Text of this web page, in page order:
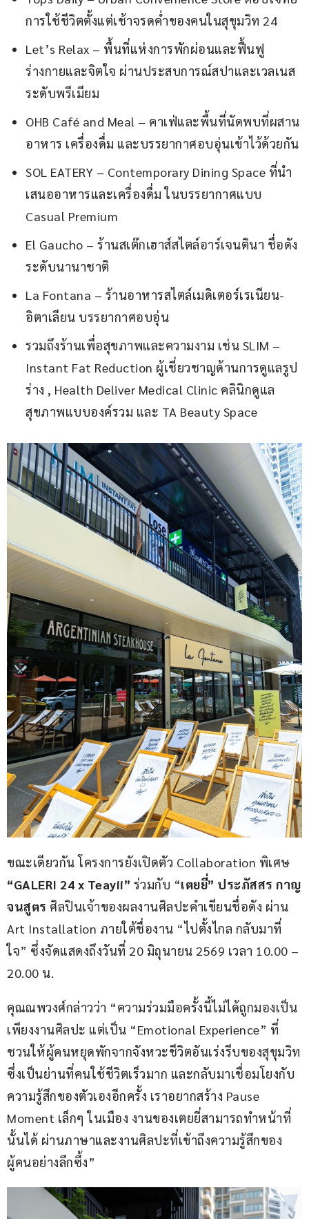
การใช้ชีวิตตั้งแต่เช้าจรดค่ำของคนในสุขุมวิท 24
Let’s Relax – พื้นที่แห่งการพักผ่อนและฟื้นฟู
ร่างกายและจิตใจ ผ่านประสบการณ์สปาและเวลเนส
ระดับพรีเมียม
OHB Café and Meal – คาเฟ่และพื้นที่นัดพบที่ผสาน
อาหาร เครื่องดื่ม และบรรยากาศอบอุ่นเข้าไว้ด้วยกัน
SOL EATERY – Contemporary Dining Space ที่นำ
เสนออาหารและเครื่องดื่ม ในบรรยากาศแบบ
Casual Premium
El Gaucho – ร้านสเต๊กเฮาส์สไตล์อาร์เจนตินา ชื่อดัง
ระดับนานาชาติ
La Fontana – ร้านอาหารสไตล์เมดิเตอร์เรเนียน-
อิตาเลียน บรรยากาศอบอุ่น
รวมถึงร้านเพื่อสุขภาพและความงาม เช่น SLIM –
Instant Fat Reduction ผู้เชี่ยวชาญด้านการดูแลรูป
ร่าง , Health Deliver Medical Clinic คลินิกดูแล
สุขภาพแบบองค์รวม และ TA Beauty Space
ขณะเดียวกัน โครงการยังเปิดตัว Collaboration พิเศษ
“GALERI 24 x Teayii” ร่วมกับ “เตยยี่” ประภัสสร กาญ
จนสูตร ศิลปินเจ้าของผลงานศิลปะคำเขียนชื่อดัง ผ่าน
Art Installation ภายใต้ชื่องาน “ไปตั้งไกล กลับมาที่
ใจ” ซึ่งจัดแสดงถึงวันที่ 20 มิถุนายน 2569 เวลา 10.00 –
20.00 น.
คุณณพวงศ์กล่าวว่า “ความร่วมมือครั้งนี้ไม่ได้ถูกมองเป็น
เพียงงานศิลปะ แต่เป็น “Emotional Experience” ที่
ชวนให้ผู้คนหยุดพักจากจังหวะชีวิตอันเร่งรีบของสุขุมวิท
ซึ่งเป็นย่านที่คนใช้ชีวิตเร็วมาก และกลับมาเชื่อมโยงกับ
ความรู้สึกของตัวเองอีกครั้ง เราอยากสร้าง Pause
Moment เล็กๆ ในเมือง งานของเตยยี่สามารถทำหน้าที่
นั้นได้ ผ่านภาษาและงานศิลปะที่เข้าถึงความรู้สึกของ
ผู้คนอย่างลึกซึ้ง”